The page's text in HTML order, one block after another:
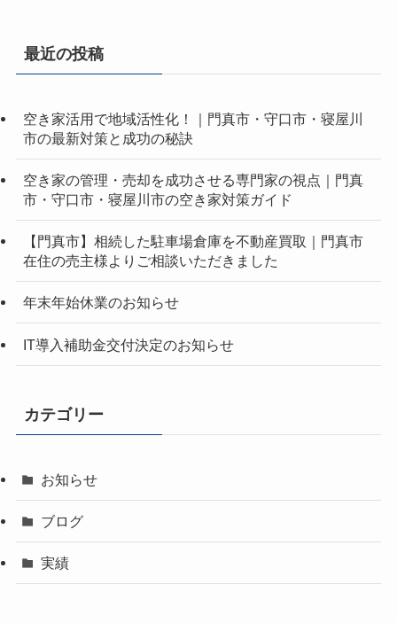
最近の投稿
空き家活用で地域活性化！｜門真市・守口市・寝屋川
市の最新対策と成功の秘訣
空き家の管理・売却を成功させる専門家の視点｜門真
市・守口市・寝屋川市の空き家対策ガイド
【門真市】相続した駐車場倉庫を不動産買取｜門真市
在住の売主様よりご相談いただきました
年末年始休業のお知らせ
IT導入補助金交付決定のお知らせ
カテゴリー
お知らせ
ブログ
実績